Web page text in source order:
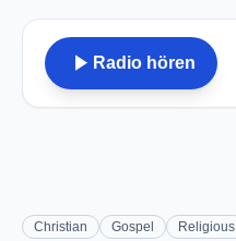
play_arrow Radio hören
Christian Gospel Religious